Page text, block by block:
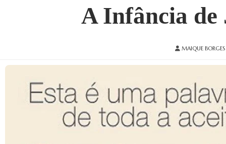
A Infância de
MAIQUE BORGES